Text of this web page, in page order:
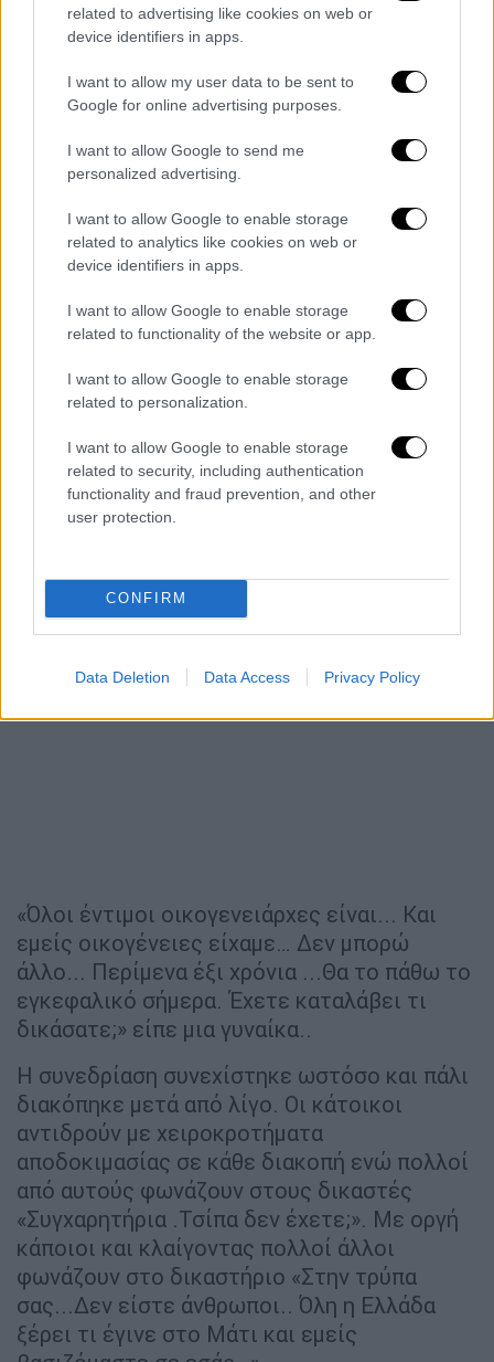
related to advertising like cookies on web or
device identifiers in apps.
I want to allow my user data to be sent to
Google for online advertising purposes.
I want to allow Google to send me
personalized advertising.
I want to allow Google to enable storage
related to analytics like cookies on web or
device identifiers in apps.
I want to allow Google to enable storage
related to functionality of the website or app.
I want to allow Google to enable storage
related to personalization.
I want to allow Google to enable storage
related to security, including authentication
functionality and fraud prevention, and other
user protection.
CONFIRM
Data Deletion Data Access Privacy Policy
Η ένταση ξεκίνησε όταν οι πολίτες άκουσαν
συνήγορο να αναφέρει για τον εντολέα του
«Όλοι έντιμοι οικογενειάρχες είναι... Και
εμείς οικογένειες είχαμε… Δεν μπορώ
άλλο... Περίμενα έξι χρόνια ...Θα το πάθω το
εγκεφαλικό σήμερα. Έχετε καταλάβει τι
δικάσατε;» είπε μια γυναίκα..
Η συνεδρίαση συνεχίστηκε ωστόσο και πάλι
διακόπηκε μετά από λίγο. Οι κάτοικοι
αντιδρούν με χειροκροτήματα
αποδοκιμασίας σε κάθε διακοπή ενώ πολλοί
από αυτούς φωνάζουν στους δικαστές
«Συγχαρητήρια .Τσίπα δεν έχετε;». Με οργή
κάποιοι και κλαίγοντας πολλοί άλλοι
φωνάζουν στο δικαστήριο «Στην τρύπα
σας...Δεν είστε άνθρωποι.. Όλη η Ελλάδα
ξέρει τι έγινε στο Μάτι και εμείς